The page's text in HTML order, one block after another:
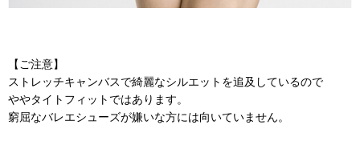
【ご注意】
ストレッチキャンバスで綺麗なシルエットを追及しているので
ややタイトフィットではあります。
窮屈なバレエシューズが嫌いな方には向いていません。